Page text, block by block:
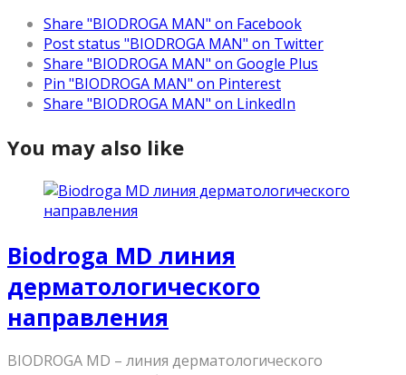
Share "BIODROGA MAN" on Facebook
Post status "BIODROGA MAN" on Twitter
Share "BIODROGA MAN" on Google Plus
Pin "BIODROGA MAN" on Pinterest
Share "BIODROGA MAN" on LinkedIn
You may also like
Biodroga MD линия
дерматологического
направления
BIODROGA MD – линия дерматологического